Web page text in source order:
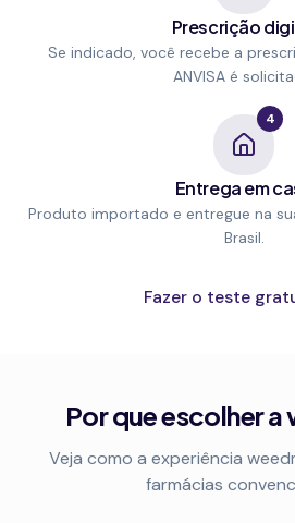
Prescrição
Se indicado, você recebe a
ANVISA é
4
Entrega em
Produto importado e entregue na
Brasil.
Fazer o teste
Por que escolher
Veja como a experiência
farmácias